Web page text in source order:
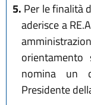
5. Per le finalità
aderisce a
nomina un
Presidente